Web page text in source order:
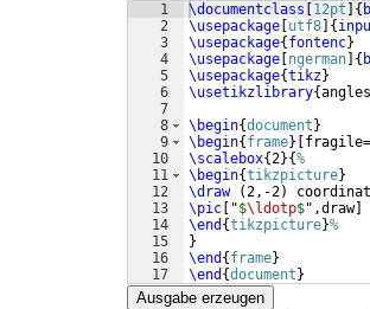
1
2
3
4
5
6
7
8
9
10
11
12
13
14
15
16
17
\documentclass 12pt {
\usepackage utf8 {
\usepackage{ fontenc}
\usepackage ngerman {
\usepackage{tikz}
\usetikzlibrary{
\begin{document }
\begin{ frame}
\scalebox{2}{%
\begin{tikzpicture}
\draw
(2,-2)
\pic
"$\ldotp$",draw]
\end {tikzpicture}%
}
\end { frame}
\end {document }
Ausgabe erzeugen